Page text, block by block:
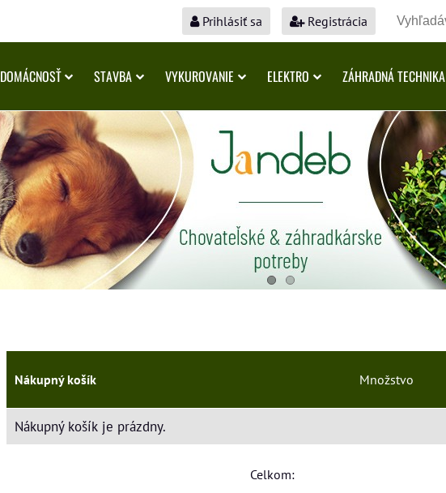
Prihlásiť sa Registrácia
DOMÁCNOSŤ STAVBA VYKUROVANIE ELEKTRO ZÁHRADNÁ TECHNIKA
Nákupný košík Množstvo
Nákupný košík je prázdny.
Celkom: